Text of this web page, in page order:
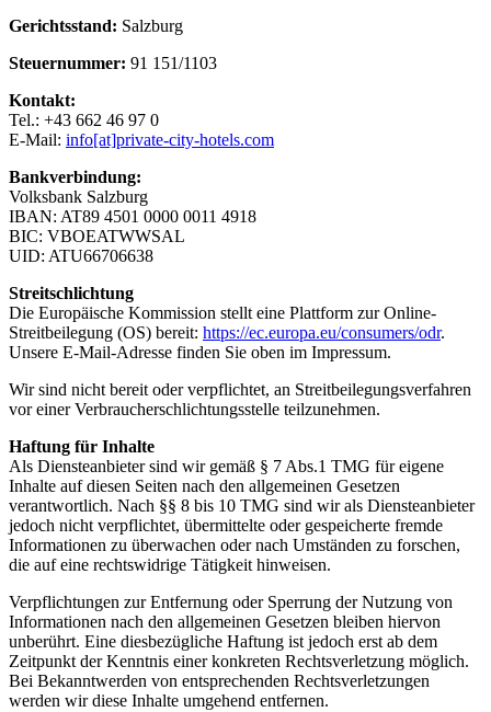
Gerichtsstand: Salzburg
Steuernummer: 91 151/1103
Kontakt:
Tel.: +43 662 46 97 0
E-Mail: info[at]private-city-hotels.com
Bankverbindung:
Volksbank Salzburg
IBAN: AT89 4501 0000 0011 4918
BIC: VBOEATWWSAL
UID: ATU66706638
Streitschlichtung
Die Europäische Kommission stellt eine Plattform zur Online-
Streitbeilegung (OS) bereit: https://ec.europa.eu/consumers/odr.
Unsere E-Mail-Adresse finden Sie oben im Impressum.
Wir sind nicht bereit oder verpflichtet, an Streitbeilegungsverfahren
vor einer Verbraucherschlichtungsstelle teilzunehmen.
Haftung für Inhalte
Als Diensteanbieter sind wir gemäß § 7 Abs.1 TMG für eigene
Inhalte auf diesen Seiten nach den allgemeinen Gesetzen
verantwortlich. Nach §§ 8 bis 10 TMG sind wir als Diensteanbieter
jedoch nicht verpflichtet, übermittelte oder gespeicherte fremde
Informationen zu überwachen oder nach Umständen zu forschen,
die auf eine rechtswidrige Tätigkeit hinweisen.
Verpflichtungen zur Entfernung oder Sperrung der Nutzung von
Informationen nach den allgemeinen Gesetzen bleiben hiervon
unberührt. Eine diesbezügliche Haftung ist jedoch erst ab dem
Zeitpunkt der Kenntnis einer konkreten Rechtsverletzung möglich.
Bei Bekanntwerden von entsprechenden Rechtsverletzungen
werden wir diese Inhalte umgehend entfernen.